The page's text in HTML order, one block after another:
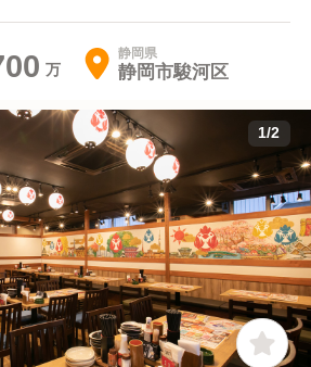
静岡県
静岡市駿河区
1/2